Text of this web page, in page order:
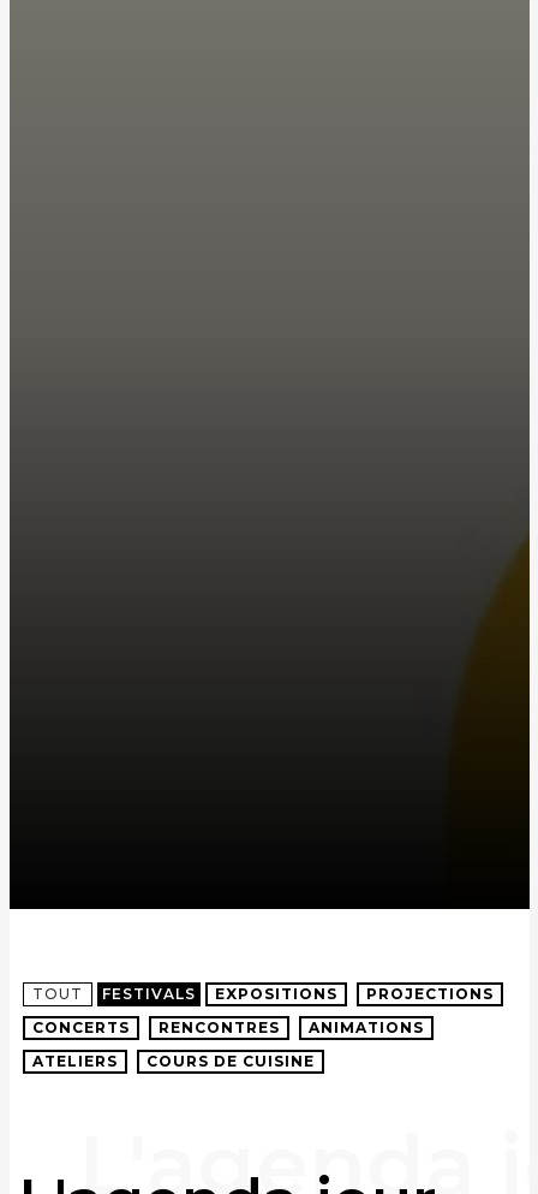
TOUT FESTIVALS EXPOSITIONS
PROJECTIONS
CONCERTS
RENCONTRES
ANIMATIONS
ATELIERS
COURS DE CUISINE